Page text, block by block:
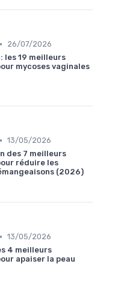
•
26/07/2026
les 19 meilleurs
mycoses vaginales
• 13/05/2026
des 7 meilleurs
réduire les
(2026)
• 13/05/2026
4 meilleurs
apaiser la peau